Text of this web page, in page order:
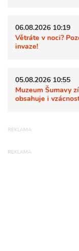
06.08.2026 10:19
Větráte v noci?
invaze!
05.08.2026 10:55
Muzeum Šumavy
obsahuje i